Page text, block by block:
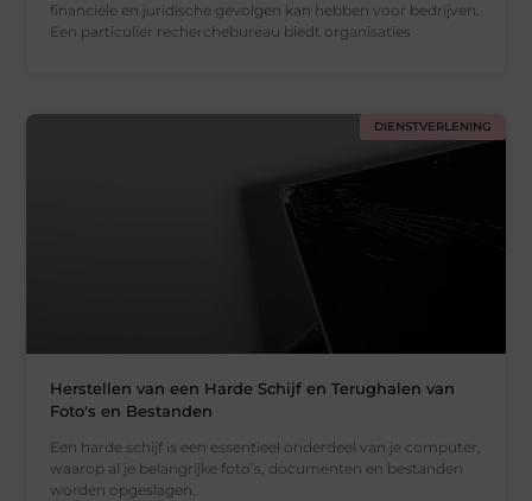
financiële en juridische gevolgen kan hebben voor bedrijven.
Een particulier recherchebureau biedt organisaties
DIENSTVERLENING
Herstellen van een Harde Schijf en Terughalen van
Foto's en Bestanden
Een harde schijf is een essentieel onderdeel van je computer,
waarop al je belangrijke foto’s, documenten en bestanden
worden opgeslagen.